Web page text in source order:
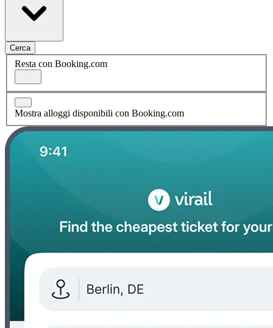
Cerca
Resta con Booking.com
Mostra alloggi disponibili con Booking.com